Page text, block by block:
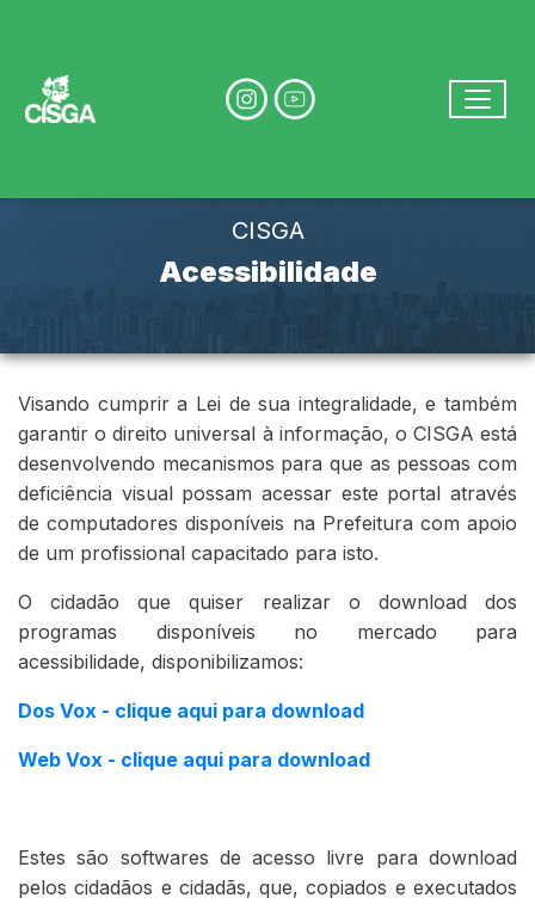
CISGA
Acessibilidade
Visando cumprir a Lei de sua integralidade, e também
garantir o direito universal à informação, o CISGA está
desenvolvendo mecanismos para que as pessoas com
deficiência visual possam acessar este portal através
de computadores disponíveis na Prefeitura com apoio
de um profissional capacitado para isto.
O cidadão que quiser realizar o download dos
programas disponíveis no mercado para
acessibilidade, disponibilizamos:
Dos Vox - clique aqui para download
Web Vox - clique aqui para download
Estes são softwares de acesso livre para download
pelos cidadãos e cidadãs, que, copiados e executados